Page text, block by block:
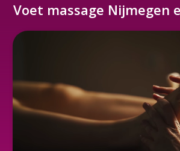
Voet massage Nijmegen